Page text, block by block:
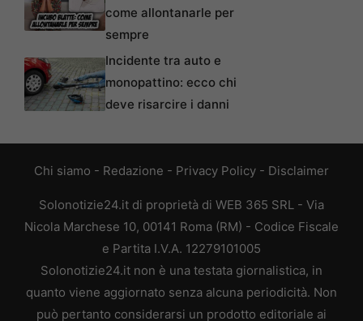
come allontanarle per
sempre
Incidente tra auto e
monopattino: ecco chi
deve risarcire i danni
Chi siamo - Redazione - Privacy Policy - Disclaimer
Solonotizie24.it di proprietà di WEB 365 SRL - Via
Nicola Marchese 10, 00141 Roma (RM) - Codice Fiscale
e Partita I.V.A. 12279101005
Solonotizie24.it non è una testata giornalistica, in
quanto viene aggiornato senza alcuna periodicità. Non
può pertanto considerarsi un prodotto editoriale ai